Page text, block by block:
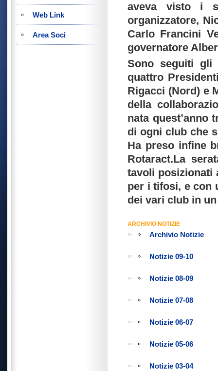
Web Link
Area Soci
aveva visto i
organizzatore,
Carlo Francini
governatore
Sono seguiti gli
quattro
Rigacci (Nord) e
della
nata quest’anno
di ogni club che
Ha preso infine
Rotaract.La
tavoli posizionati
per i tifosi, e con
dei vari club in
ARCHIVIO NOTIZIE
Archivio Notizie
Notizie 09-10
Notizie 08-09
Notizie 07-08
Notizie 06-07
Notizie 05-06
Notizie 03-04